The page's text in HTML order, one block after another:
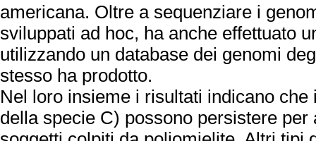
americana. Oltre a sequenziare i
sviluppati ad hoc, ha anche effettuato
utilizzando un database dei genomi
stesso ha prodotto.
Nel loro insieme i risultati indicano
della specie C) possono persistere per